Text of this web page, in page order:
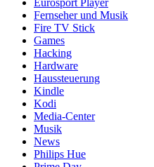
Fernseher und Musik
Fire TV Stick
Games
Hacking
Hardware
Haussteuerung
Kindle
Kodi
Media-Center
Musik
News
Philips Hue